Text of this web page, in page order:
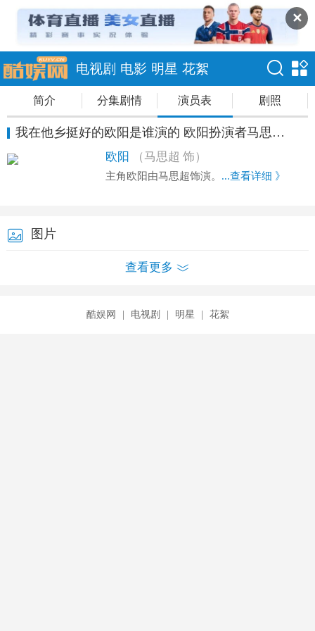
✕
电视剧 电影 明星 花絮
简介 分集剧情 演员表 剧照
我在他乡挺好的欧阳是谁演的 欧阳扮演者马思超资料
欧阳 （马思超 饰）
主角欧阳由马思超饰演。 ...查看详细 》
图片
查看更多
酷娱网 | 电视剧 | 明星 | 花絮